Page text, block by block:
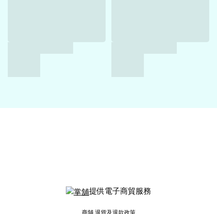
提供電子商貿服務